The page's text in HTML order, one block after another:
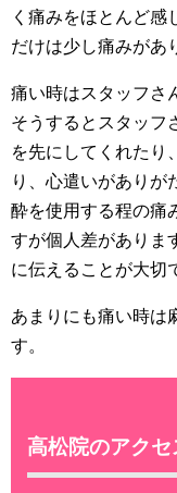
く痛みをほとんど感
だけは少し痛みがあ
痛い時はスタッフさ
そうするとスタッフ
を先にしてくれたり
り、心遣いがありが
酔を使用する程の痛
すが個人差がありま
に伝えることが大切
あまりにも痛い時は
す。
高松院のアク